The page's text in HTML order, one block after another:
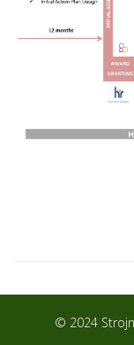
© 2024